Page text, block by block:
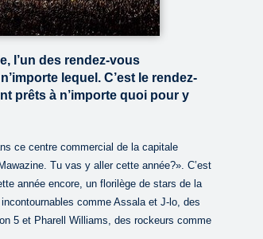
l’un des rendez-vous
lequel. C’est le rendez-
prêts à n’importe quoi pour y
ce centre commercial de la capitale
Tu vas y aller cette année?». C’est
année encore, un florilège de stars de la
comme Assala et J-lo, des
5 et Pharell Williams, des rockeurs comme